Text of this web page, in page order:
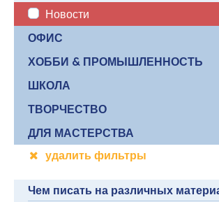
Новости
ОФИС
ХОББИ & ПРОМЫШЛЕННОСТЬ
ШКОЛА
ТВОРЧЕСТВО
ДЛЯ МАСТЕРСТВА
удалить фильтры
Чем писать на различных